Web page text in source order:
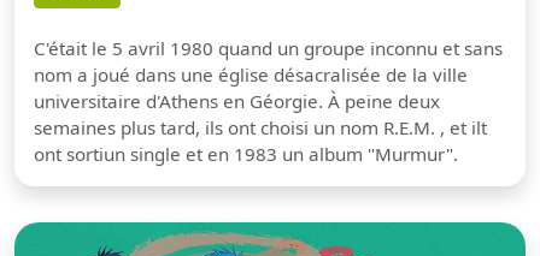
C'était le 5 avril 1980 quand un groupe inconnu et sans
nom a joué dans une église désacralisée de la ville
universitaire d'Athens en Géorgie. À peine deux
semaines plus tard, ils ont choisi un nom R.E.M. , et ilt
ont sortiun single et en 1983 un album "Murmur".